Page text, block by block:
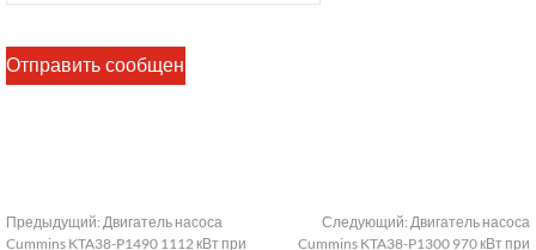
Предыдущий: Двигатель насоса
Cummins KTA38-P1490 1112 кВт при
Следующий: Двигатель насоса
Cummins KTA38-P1300 970 кВт при